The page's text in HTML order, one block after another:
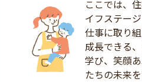
ここでは、
イフステー
仕事に取り
成長できる
学び、笑顔
たちの未来